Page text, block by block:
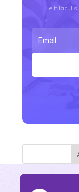
elit iaculis